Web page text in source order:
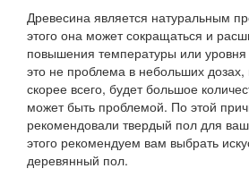
Древесина является натуральным
этого она может сокращаться и
повышения температуры или
это не проблема в небольших дозах,
скорее всего, будет большое
может быть проблемой. По этой
рекомендовали твердый пол для
этого рекомендуем вам выбрать
деревянный пол.